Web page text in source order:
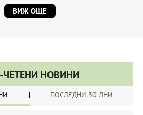
ВИЖ ОЩЕ
ЧЕТЕНИ НОВИНИ
ПОСЛЕДНИ 30 ДНИ